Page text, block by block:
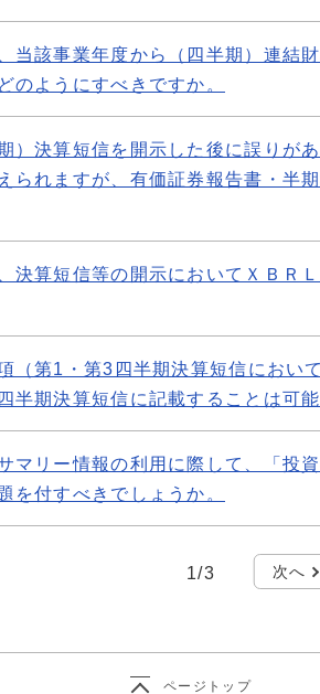
当該事業年度から（四半期）連結
のようにすべきですか。
）決算短信を開示した後に誤りが
られますが、有価証券報告書・半
決算短信等の開示においてＸＢＲ
（第1・第3四半期決算短信におい
半期決算短信に記載することは可能
マリー情報の利用に際して、「投
を付すべきでしょうか。
1/3 次へ
ページトップ